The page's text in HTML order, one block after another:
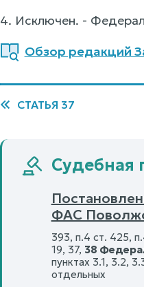
4. Исключен. -
Обзор редакций
СТАТЬЯ 37
Судебная
ФАС
393, п.4 ст. 425,
19, 37, 38
пунктах 3.1, 3.2,
отдельных